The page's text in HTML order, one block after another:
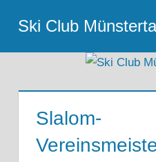
Inhalt
springen
Ski Club
Slalom-